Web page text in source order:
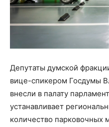
Депутаты думской
вице-спикером Госдумы
внесли в палату
устанавливает
количество парковочных